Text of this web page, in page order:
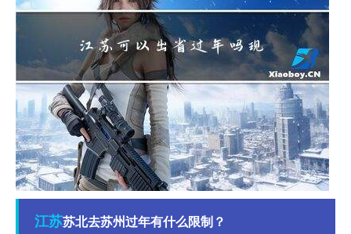
江苏苏北去苏州过年有什么限制？